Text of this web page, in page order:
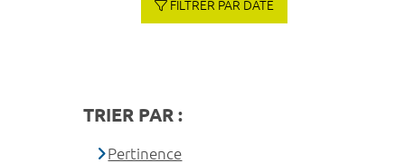
FILTRER PAR DATE
TRIER PAR :
Pertinence